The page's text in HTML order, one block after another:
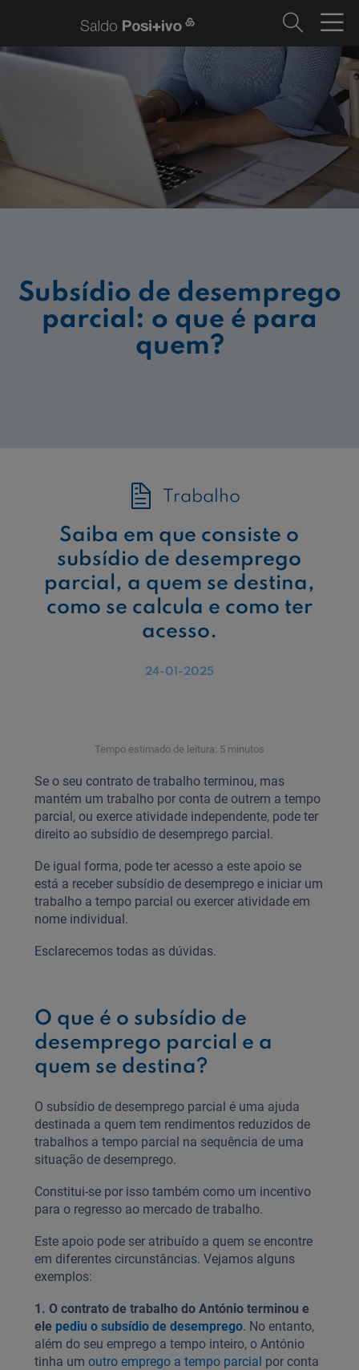
Subsídio de desemprego
parcial: o que é para
quem?
Trabalho
Saiba em que consiste o
subsídio de desemprego
parcial, a quem se destina,
como se calcula e como ter
acesso.
24-01-2025
Tempo estimado de leitura: 5 minutos
Se o seu contrato de trabalho terminou, mas
mantém um trabalho por conta de outrem a tempo
parcial, ou exerce atividade independente, pode ter
direito ao subsídio de desemprego parcial.
De igual forma, pode ter acesso a este apoio se
está a receber subsídio de desemprego e iniciar um
trabalho a tempo parcial ou exercer atividade em
nome individual.
Esclarecemos todas as dúvidas.
O que é o subsídio de
desemprego parcial e a
quem se destina?
O subsídio de desemprego parcial é uma ajuda
destinada a quem tem rendimentos reduzidos de
trabalhos a tempo parcial na sequência de uma
situação de desemprego.
Constitui-se por isso também como um incentivo
para o regresso ao mercado de trabalho.
Este apoio pode ser atribuído a quem se encontre
em diferentes circunstâncias. Vejamos alguns
exemplos:
1. O contrato de trabalho do António terminou e
ele pediu o subsídio de desemprego. No entanto,
além do seu emprego a tempo inteiro, o António
tinha um outro emprego a tempo parcial por conta